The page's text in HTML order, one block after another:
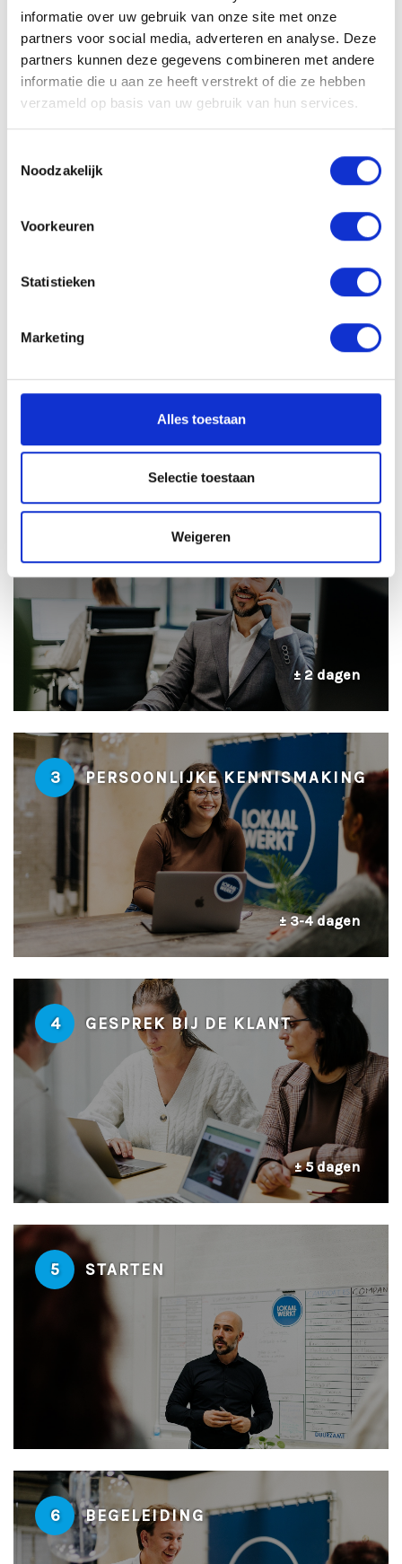
informatie over uw gebruik van onze site met onze
partners voor social media, adverteren en analyse. Deze
partners kunnen deze gegevens combineren met andere
informatie die u aan ze heeft verstrekt of die ze hebben
verzameld op basis van uw gebruik van hun services.
Noodzakelijk
Voorkeuren
Statistieken
Marketing
Alles toestaan
Selectie toestaan
Weigeren
Solliciteren
VACATURE DELEN
1 SOLLICITATIE BEOORDELEN
TELEFONISCHE INTAKE
± 2 dagen
3 PERSOONLIJKE KENNISMAKING
± 3-4 dagen
4 GESPREK BIJ DE KLANT
± 5 dagen
5 STARTEN
6 BEGELEIDING